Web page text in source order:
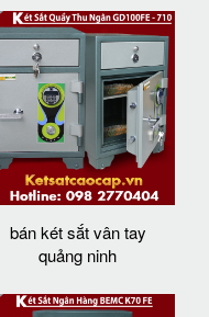
bán két sắt vân tay
quảng ninh